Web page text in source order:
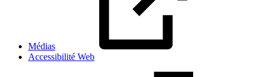
Médias
Accessibilité Web